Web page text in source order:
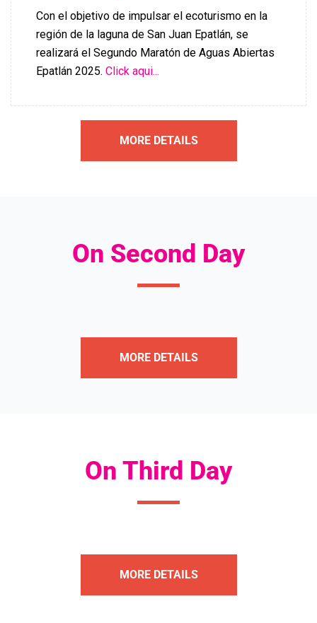
Con el objetivo de impulsar el ecoturismo en la
región de la laguna de San Juan Epatlán, se
realizará el Segundo Maratón de Aguas Abiertas
Epatlán 2025. Click aqui...
MORE DETAILS
On Second Day
MORE DETAILS
On Third Day
MORE DETAILS